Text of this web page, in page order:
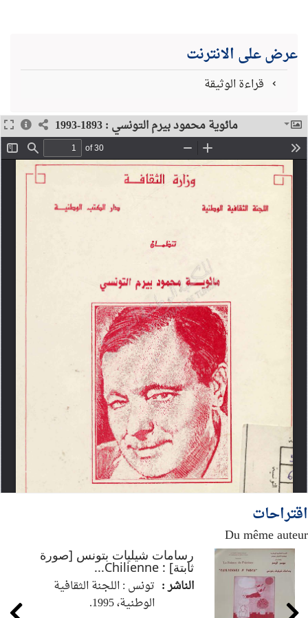
عرض على الانترنت
قراءة الوثيقة
مائوية محمود بيرم التونسي : 1893-1993
اقتراحات
Du même auteur
رسامات شيليات بتونس [صورة
ثابتة] : Chilienne...
الناشر : تونس : اللجنة الثقافية
الوطنية، 1995.